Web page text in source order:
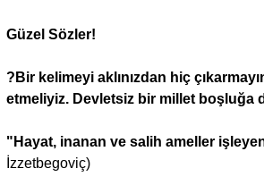
Güzel Sözler!
?Bir kelimeyi aklınızdan hiç
etmeliyiz. Devletsiz bir millet boşluğa
"Hayat, inanan ve salih ameller
İzzetbegoviç)